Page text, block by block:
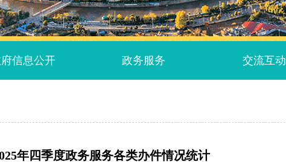
信息公开 政务服务 交流互动
年四季度政务服务各类办件情况统计